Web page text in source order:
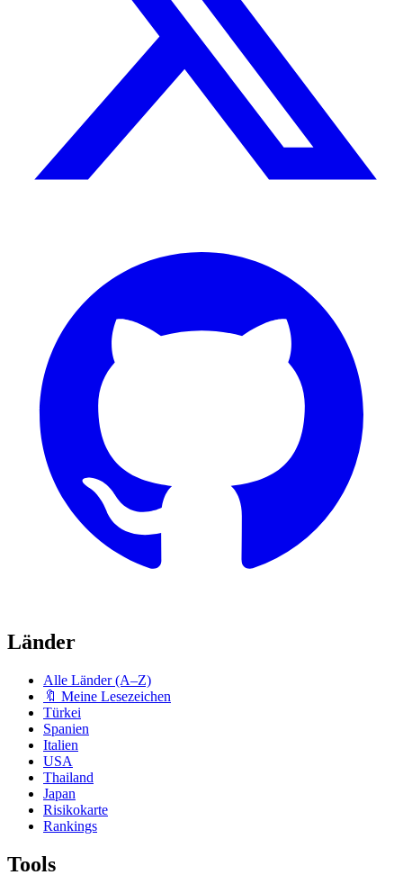
Länder
Alle Länder (A–Z)
🔖 Meine Lesezeichen
Türkei
Spanien
Italien
USA
Thailand
Japan
Risikokarte
Rankings
Tools